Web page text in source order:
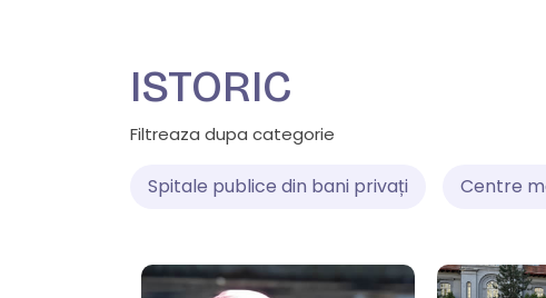
ISTORIC
Filtreaza dupa categorie
Spitale publice din bani privați Centre